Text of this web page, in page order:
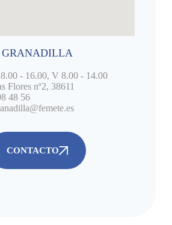
GRANADILLA
- 16.00, V 8.00 - 14.00
Flores nº2, 38611
48 56
CONTACTO